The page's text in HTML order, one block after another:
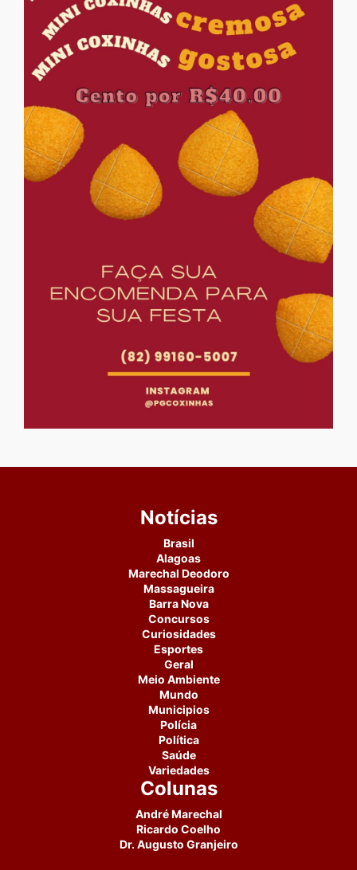
Notícias
Brasil
Alagoas
Marechal Deodoro
Massagueira
Barra Nova
Concursos
Curiosidades
Esportes
Geral
Meio Ambiente
Mundo
Municipios
Polícia
Política
Saúde
Variedades
Colunas
André Marechal
Ricardo Coelho
Dr. Augusto Granjeiro